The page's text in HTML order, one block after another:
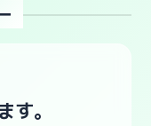
。